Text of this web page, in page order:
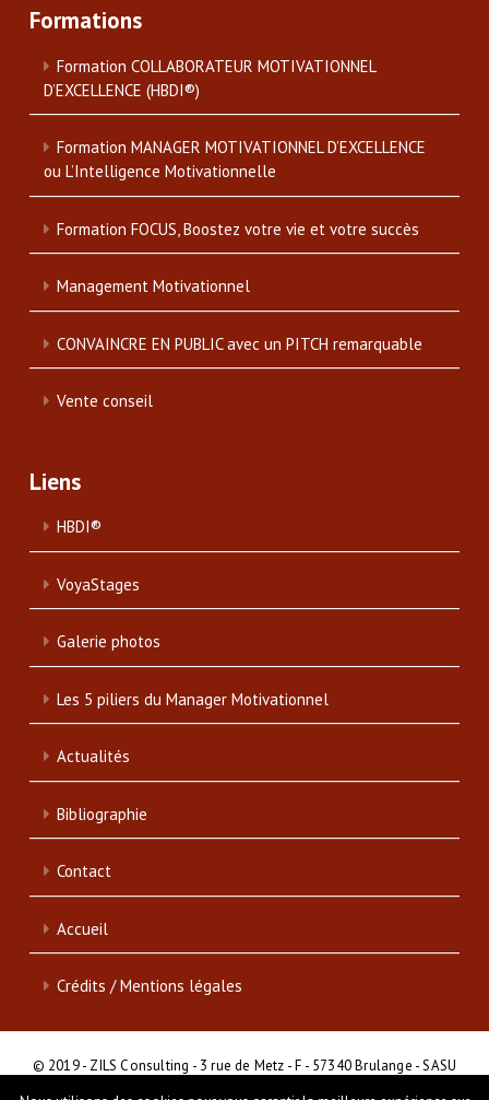
Formations
Formation COLLABORATEUR MOTIVATIONNEL
D’EXCELLENCE (HBDI®)
Formation MANAGER MOTIVATIONNEL D’EXCELLENCE
ou L’Intelligence Motivationnelle
Formation FOCUS, Boostez votre vie et votre succès
Management Motivationnel
CONVAINCRE EN PUBLIC avec un PITCH remarquable
Vente conseil
Liens
HBDI®
VoyaStages
Galerie photos
Les 5 piliers du Manager Motivationnel
Actualités
Bibliographie
Contact
Accueil
Crédits / Mentions légales
© 2019 - ZILS Consulting - 3 rue de Metz - F - 57340 Brulange - SASU